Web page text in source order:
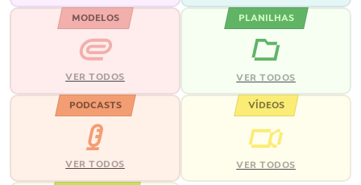
MODELOS
VER TODOS
PLANILHAS
VER TODOS
PODCASTS
VER TODOS
VÍDEOS
VER TODOS